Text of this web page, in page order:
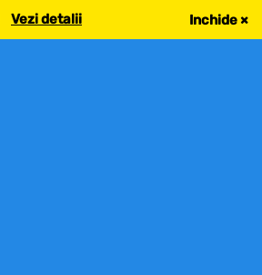
Vezi detalii Inchide ×